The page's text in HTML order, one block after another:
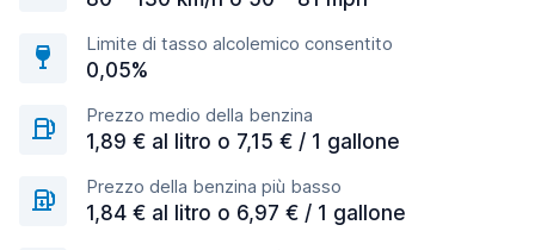
Limite di tasso alcolemico consentito
0,05%
Prezzo medio della benzina
1,89 € al litro o 7,15 € / 1 gallone
Prezzo della benzina più basso
1,84 € al litro o 6,97 € / 1 gallone